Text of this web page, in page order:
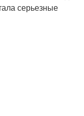
серьезные